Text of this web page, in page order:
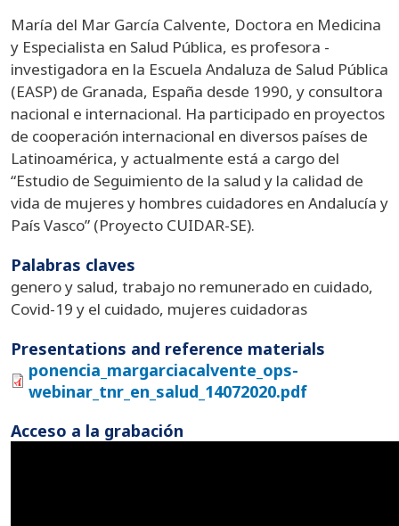
María del Mar García Calvente, Doctora en Medicina
y Especialista en Salud Pública, es profesora -
investigadora en la Escuela Andaluza de Salud Pública
(EASP) de Granada, España desde 1990, y consultora
nacional e internacional. Ha participado en proyectos
de cooperación internacional en diversos países de
Latinoamérica, y actualmente está a cargo del
“Estudio de Seguimiento de la salud y la calidad de
vida de mujeres y hombres cuidadores en Andalucía y
País Vasco” (Proyecto CUIDAR-SE).
Palabras claves
genero y salud, trabajo no remunerado en cuidado,
Covid-19 y el cuidado, mujeres cuidadoras
Presentations and reference materials
ponencia_margarciacalvente_ops-
webinar_tnr_en_salud_14072020.pdf
Acceso a la grabación